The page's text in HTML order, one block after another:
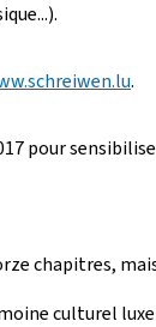
.
pour
chapitres,
culturel